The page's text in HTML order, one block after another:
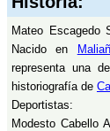
Mateo Escagedo
Nacido en
representa una
historiografía de
Deportistas:
Modesto Cabello